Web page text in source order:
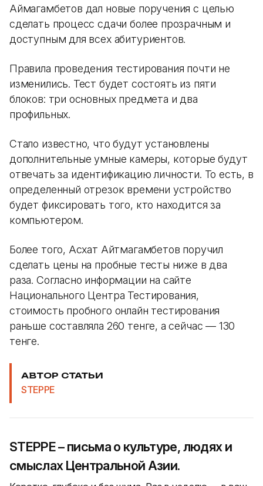
Аймагамбетов дал новые поручения с целью
сделать процесс сдачи более прозрачным и
доступным для всех абитуриентов.
Правила проведения тестирования почти не
изменились. Тест будет состоять из пяти
блоков: три основных предмета и два
профильных.
Стало известно, что будут установлены
дополнительные умные камеры, которые будут
отвечать за идентификацию личности. То есть, в
определенный отрезок времени устройство
будет фиксировать того, кто находится за
компьютером.
Более того, Асхат Айтмагамбетов поручил
сделать цены на пробные тесты ниже в два
раза. Согласно информации на сайте
Национального Центра Тестирования,
стоимость пробного онлайн тестирования
раньше составляла 260 тенге, а сейчас — 130
тенге.
АВТОР СТАТЬИ
STEPPE
STEPPE – письма о культуре, людях и
смыслах Центральной Азии.